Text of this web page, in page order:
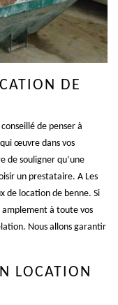
DE
de penser à
œuvre dans vos
de souligner qu’une
un prestataire. A Les
de location de benne. Si
à toute vos
Nous allons garantir
LOCATION